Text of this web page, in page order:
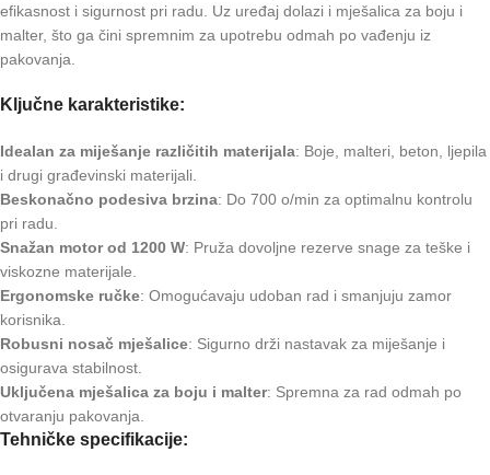
efikasnost i sigurnost pri radu. Uz uređaj dolazi i mješalica za boju i
malter, što ga čini spremnim za upotrebu odmah po vađenju iz
pakovanja.
Ključne karakteristike:
Idealan za miješanje različitih materijala: Boje, malteri, beton, ljepila
i drugi građevinski materijali.
Beskonačno podesiva brzina: Do 700 o/min za optimalnu kontrolu
pri radu.
Snažan motor od 1200 W: Pruža dovoljne rezerve snage za teške i
viskozne materijale.
Ergonomske ručke: Omogućavaju udoban rad i smanjuju zamor
korisnika.
Robusni nosač mješalice: Sigurno drži nastavak za miješanje i
osigurava stabilnost.
Uključena mješalica za boju i malter: Spremna za rad odmah po
otvaranju pakovanja.
Tehničke specifikacije: